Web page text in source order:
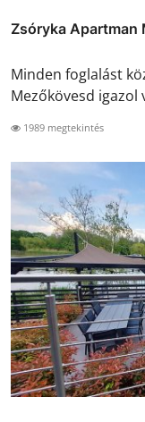
Zsóryka Apartman
Minden foglalást
Mezőkövesd igazol
1989 megtekintés